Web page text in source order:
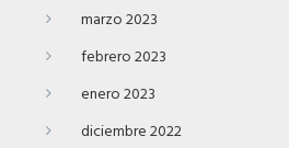
marzo 2023
febrero 2023
enero 2023
diciembre 2022